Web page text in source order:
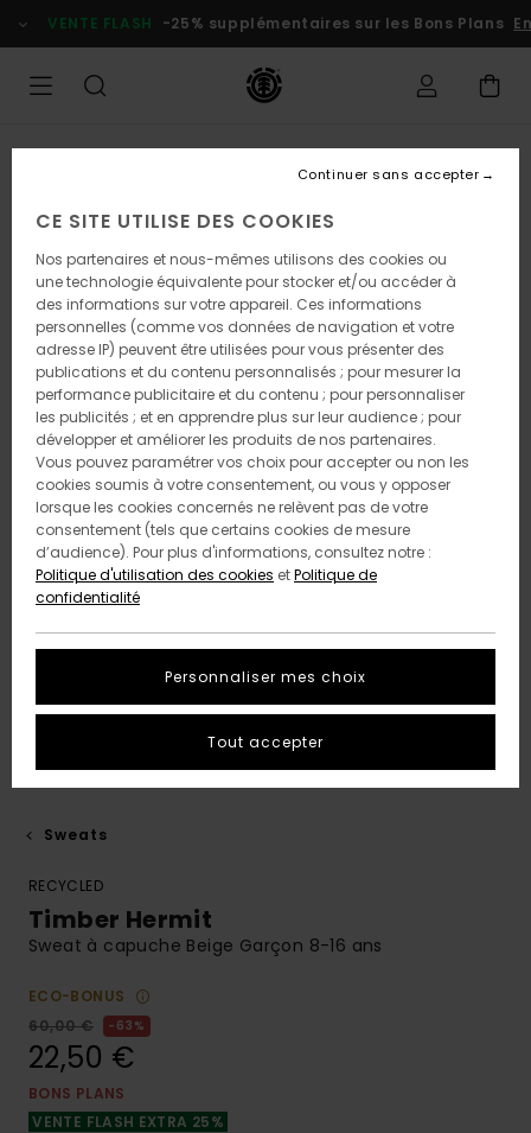
l'information
VENTE FLASH -25% supplémentaires sur les Bons Plans En
Sweats
RECYCLED
Timber Hermit
Sweat à capuche Beige Garçon 8-16 ans
ECO-BONUS
60,00 €
63%
22,50 €
BONS PLANS
VENTE FLASH EXTRA 25%
CE SITE UTILISE DES COOKIES
Nos partenaires et nous-mêmes utilisons des cookies ou
une technologie équivalente pour stocker et/ou accéder à
des informations sur votre appareil. Ces informations
personnelles (comme vos données de navigation et votre
adresse IP) peuvent être utilisées pour vous présenter des
publications et du contenu personnalisés ; pour mesurer la
performance publicitaire et du contenu ; pour personnaliser
les publicités ; et en apprendre plus sur leur audience ; pour
développer et améliorer les produits de nos partenaires.
Vous pouvez paramétrer vos choix pour accepter ou non les
cookies soumis à votre consentement, ou vous y opposer
lorsque les cookies concernés ne relèvent pas de votre
consentement (tels que certains cookies de mesure
d’audience). Pour plus d'informations, consultez notre :
Politique d'utilisation des cookies etPolitique de
confidentialité
Personnaliser mes choix
Continuer sans accepter
Tout accepter